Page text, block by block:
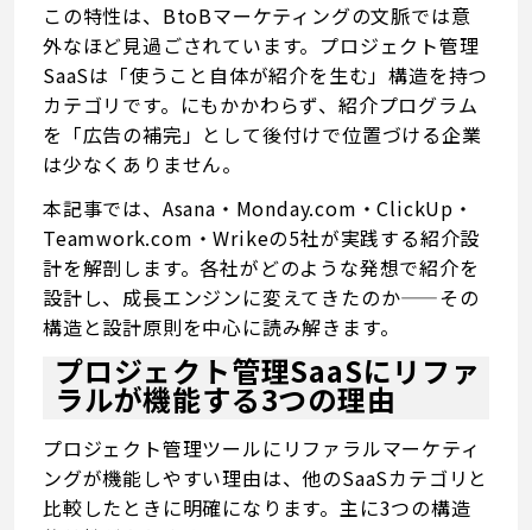
この特性は、BtoBマーケティングの文脈では意
外なほど見過ごされています。プロジェクト管理
SaaSは「使うこと自体が紹介を生む」構造を持つ
カテゴリです。にもかかわらず、紹介プログラム
を「広告の補完」として後付けで位置づける企業
は少なくありません。
本記事では、Asana・Monday.com・ClickUp・
Teamwork.com・Wrikeの5社が実践する紹介設
計を解剖します。各社がどのような発想で紹介を
設計し、成長エンジンに変えてきたのか——その
構造と設計原則を中心に読み解きます。
プロジェクト管理SaaSにリファ
ラルが機能する3つの理由
プロジェクト管理ツールにリファラルマーケティ
ングが機能しやすい理由は、他のSaaSカテゴリと
比較したときに明確になります。主に3つの構造